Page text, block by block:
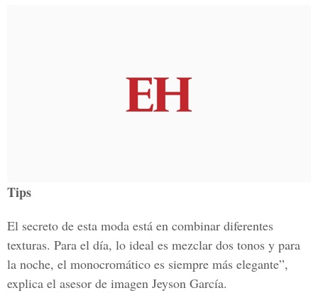
Tips
El secreto de esta moda está en combinar diferentes
texturas. Para el día, lo ideal es mezclar dos tonos y para
la noche, el monocromático es siempre más elegante”,
explica el asesor de imagen Jeyson García.